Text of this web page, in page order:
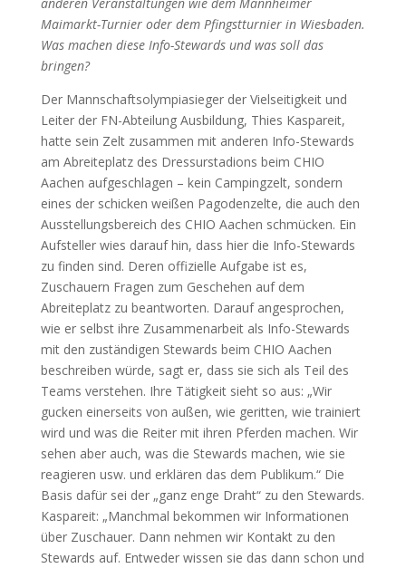
Maimarkt-Turnier oder dem Pfingstturnier in Wiesbaden.
Was machen diese Info-Stewards und was soll das
bringen?
Der Mannschaftsolympiasieger der Vielseitigkeit und
Leiter der FN-Abteilung Ausbildung, Thies Kaspareit,
hatte sein Zelt zusammen mit anderen Info-Stewards
am Abreiteplatz des Dressurstadions beim CHIO
Aachen aufgeschlagen – kein Campingzelt, sondern
eines der schicken weißen Pagodenzelte, die auch den
Ausstellungsbereich des CHIO Aachen schmücken. Ein
Aufsteller wies darauf hin, dass hier die Info-Stewards
zu finden sind. Deren offizielle Aufgabe ist es,
Zuschauern Fragen zum Geschehen auf dem
Abreiteplatz zu beantworten. Darauf angesprochen,
wie er selbst ihre Zusammenarbeit als Info-Stewards
mit den zuständigen Stewards beim CHIO Aachen
beschreiben würde, sagt er, dass sie sich als Teil des
Teams verstehen. Ihre Tätigkeit sieht so aus: „Wir
gucken einerseits von außen, wie geritten, wie trainiert
wird und was die Reiter mit ihren Pferden machen. Wir
sehen aber auch, was die Stewards machen, wie sie
reagieren usw. und erklären das dem Publikum.“ Die
Basis dafür sei der „ganz enge Draht“ zu den Stewards.
Kaspareit: „Manchmal bekommen wir Informationen
über Zuschauer. Dann nehmen wir Kontakt zu den
Stewards auf. Entweder wissen sie das dann schon und